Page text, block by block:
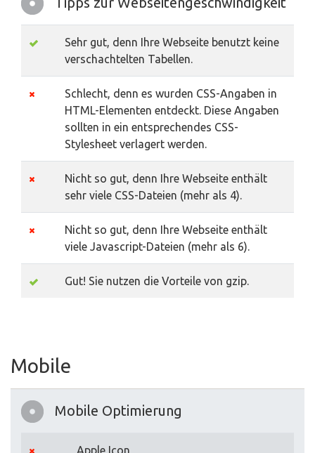
Sehr gut, denn Ihre Webseite benutzt keine
verschachtelten Tabellen.
Schlecht, denn es wurden CSS-Angaben in
HTML-Elementen entdeckt. Diese Angaben
sollten in ein entsprechendes CSS-
Stylesheet verlagert werden.
Nicht so gut, denn Ihre Webseite enthält
sehr viele CSS-Dateien (mehr als 4).
Nicht so gut, denn Ihre Webseite enthält
viele Javascript-Dateien (mehr als 6).
Gut! Sie nutzen die Vorteile von gzip.
Mobile
Mobile Optimierung
Apple Icon